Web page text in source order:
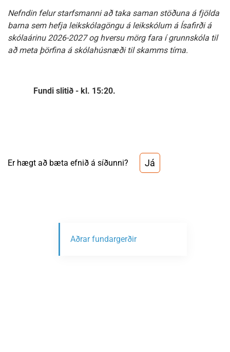
Nefndin felur starfsmanni að taka saman stöðuna á fjölda
barna sem hefja leikskólagöngu á leikskólum á Ísafirði á
skólaárinu 2026-2027 og hversu mörg fara í grunnskóla til
að meta þörfina á skólahúsnæði til skamms tíma.
Fundi slitið - kl. 15:20.
Er hægt að bæta efnið á síðunni? Já
Aðrar fundargerðir